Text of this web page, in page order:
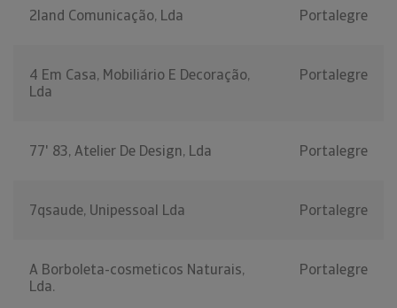
2land Comunicação, Lda Portalegre
4 Em Casa, Mobiliário E Decoração,
Lda
Portalegre
77' 83, Atelier De Design, Lda Portalegre
7qsaude, Unipessoal Lda Portalegre
A Borboleta-cosmeticos Naturais,
Lda.
Portalegre